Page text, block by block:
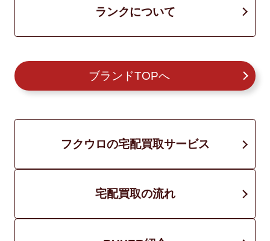
ランクについて
ブランドTOPへ
フクウロの宅配買取サービス
宅配買取の流れ